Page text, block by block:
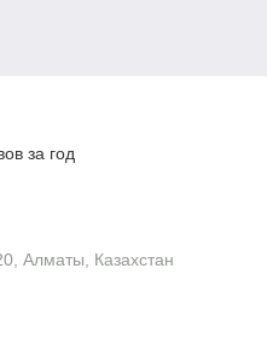
за год
Алматы, Казахстан